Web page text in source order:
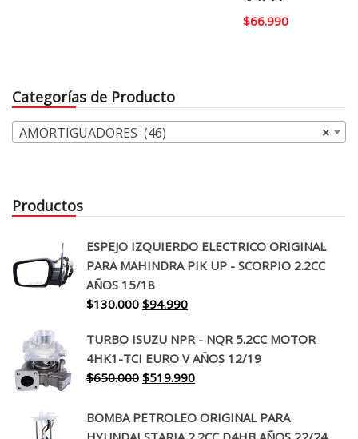
$66.990
Categorías de Producto
×
AMORTIGUADORES (46)
Productos
ESPEJO IZQUIERDO ELECTRICO ORIGINAL
PARA MAHINDRA PIK UP - SCORPIO 2.2CC
AÑOS 15/18
$130.000 El
original
era:
$130.000.
$94.990El
actual
es:
$94.990.
TURBO ISUZU NPR - NQR 5.2CC MOTOR
4HK1-TCI EURO V AÑOS 12/19
$650.000 El
original
era:
$519.990El
actual
es:
BOMBA PETROLEO ORIGINAL PARA